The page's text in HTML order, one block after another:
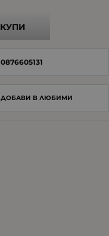
КУПИ
0876605131
ДОБАВИ В ЛЮБИМИ